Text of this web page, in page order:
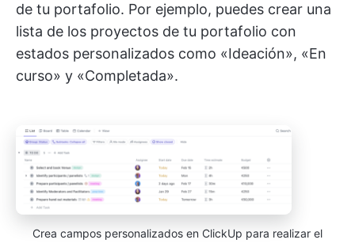
de tu portafolio. Por ejemplo, puedes crear una
lista de los proyectos de tu portafolio con
estados personalizados como «Ideación», «En
curso» y «Completada».
Crea campos personalizados en ClickUp para realizar el